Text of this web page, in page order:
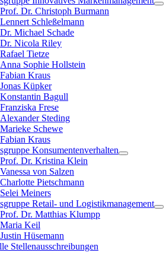
Prof. Dr. Christoph Burmann
Lennert Schleßelmann
Dr. Michael Schade
Dr. Nicola Riley
Rafael Tietze
Anna Sophie Hollstein
Fabian Kraus
Jonas Küpker
Konstantin Bagull
Franziska Frese
Alexander Steding
Marieke Schewe
Fabian Kraus
Konsumentenverhalten
Prof. Dr. Kristina Klein
Vanessa von Salzen
Charlotte Pietschmann
Selei Meiners
Retail- und Logistikmanagement
Prof. Dr. Matthias Klumpp
Maria Keil
Justin Hüsemann
Stellenausschreibungen